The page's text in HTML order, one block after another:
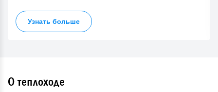
Узнать больше
О теплоходе